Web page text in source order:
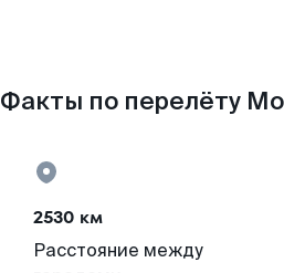
Факты по перелёту
2530 км
Расстояние между